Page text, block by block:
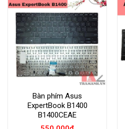
Add to
Wishlist
Bàn phím Asus
ExpertBook B1400
B1400CEAE